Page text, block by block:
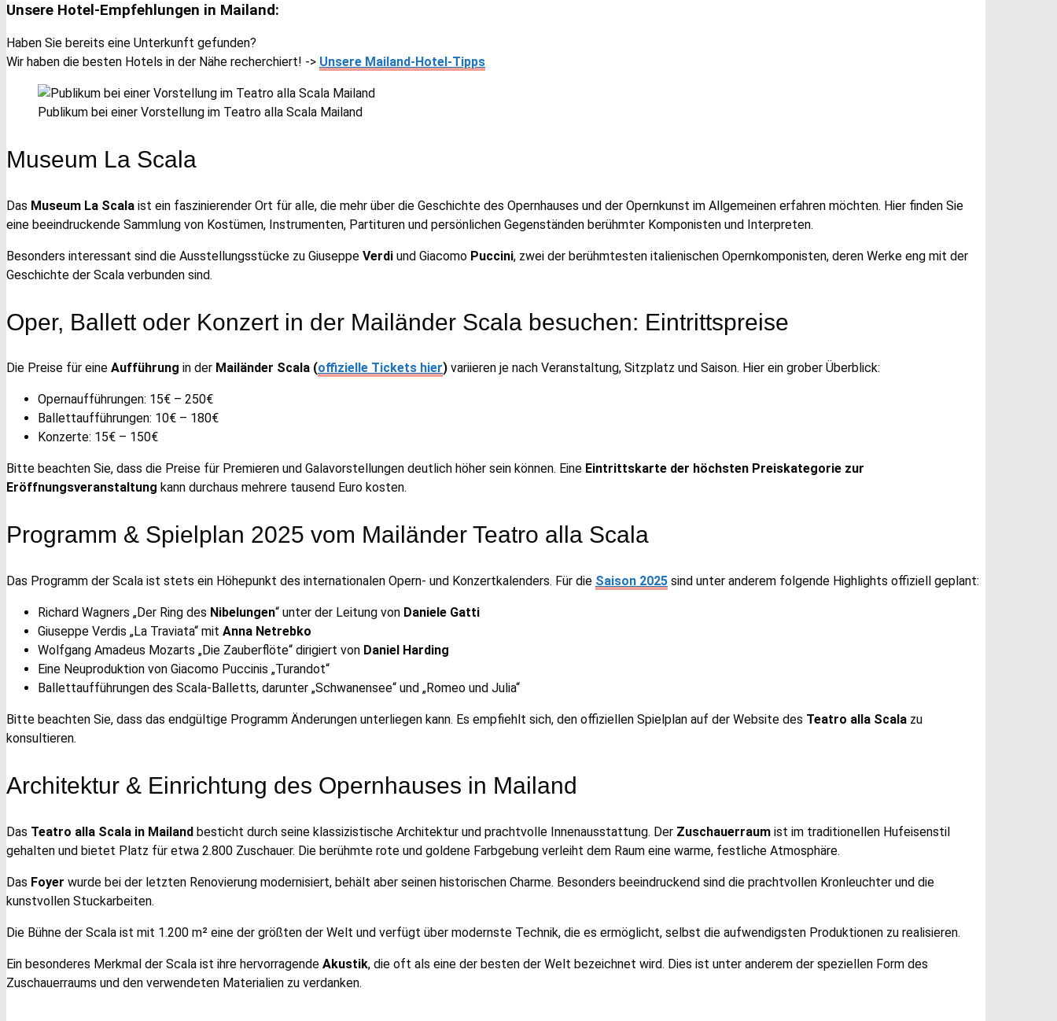
Unsere Hotel-Empfehlungen in Mailand:
Haben Sie bereits eine Unterkunft gefunden?
Wir haben die besten Hotels in der Nähe recherchiert! -> Unsere Mailand-Hotel-Tipps
Publikum bei einer Vorstellung im Teatro alla Scala Mailand
Museum La Scala
Das Museum La Scala ist ein faszinierender Ort für alle, die mehr über die Geschichte des Opernhauses und der Opernkunst im Allgemeinen erfahren möchten. Hier finden Sie
eine beeindruckende Sammlung von Kostümen, Instrumenten, Partituren und persönlichen Gegenständen berühmter Komponisten und Interpreten.
Besonders interessant sind die Ausstellungsstücke zu Giuseppe Verdi und Giacomo Puccini, zwei der berühmtesten italienischen Opernkomponisten, deren Werke eng mit der
Geschichte der Scala verbunden sind.
Oper, Ballett oder Konzert in der Mailänder Scala besuchen: Eintrittspreise
Die Preise für eine Aufführung in der Mailänder Scala (offizielle Tickets hier) variieren je nach Veranstaltung, Sitzplatz und Saison. Hier ein grober Überblick:
Opernaufführungen: 15€ – 250€
Ballettaufführungen: 10€ – 180€
Konzerte: 15€ – 150€
Bitte beachten Sie, dass die Preise für Premieren und Galavorstellungen deutlich höher sein können. Eine Eintrittskarte der höchsten Preiskategorie zur
Eröffnungsveranstaltung kann durchaus mehrere tausend Euro kosten.
Programm & Spielplan 2025 vom Mailänder Teatro alla Scala
Das Programm der Scala ist stets ein Höhepunkt des internationalen Opern- und Konzertkalenders. Für die Saison 2025 sind unter anderem folgende Highlights offiziell geplant:
Richard Wagners „Der Ring des Nibelungen“ unter der Leitung von Daniele Gatti
Giuseppe Verdis „La Traviata“ mit Anna Netrebko
Wolfgang Amadeus Mozarts „Die Zauberflöte“ dirigiert von Daniel Harding
Eine Neuproduktion von Giacomo Puccinis „Turandot“
Ballettaufführungen des Scala-Balletts, darunter „Schwanensee“ und „Romeo und Julia“
Bitte beachten Sie, dass das endgültige Programm Änderungen unterliegen kann. Es empfiehlt sich, den offiziellen Spielplan auf der Website des Teatro alla Scala zu
konsultieren.
Architektur & Einrichtung des Opernhauses in Mailand
Das Teatro alla Scala in Mailand besticht durch seine klassizistische Architektur und prachtvolle Innenausstattung. Der Zuschauerraum ist im traditionellen Hufeisenstil
gehalten und bietet Platz für etwa 2.800 Zuschauer. Die berühmte rote und goldene Farbgebung verleiht dem Raum eine warme, festliche Atmosphäre.
Das Foyer wurde bei der letzten Renovierung modernisiert, behält aber seinen historischen Charme. Besonders beeindruckend sind die prachtvollen Kronleuchter und die
kunstvollen Stuckarbeiten.
Die Bühne der Scala ist mit 1.200 m² eine der größten der Welt und verfügt über modernste Technik, die es ermöglicht, selbst die aufwendigsten Produktionen zu realisieren.
Ein besonderes Merkmal der Scala ist ihre hervorragende Akustik, die oft als eine der besten der Welt bezeichnet wird. Dies ist unter anderem der speziellen Form des
Zuschauerraums und den verwendeten Materialien zu verdanken.